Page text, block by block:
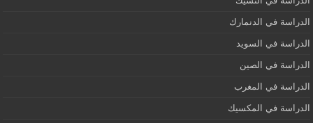
الدراسة في الدنمارك
الدراسة في السويد
الدراسة في الصين
الدراسة في المغرب
الدراسة في المكسيك